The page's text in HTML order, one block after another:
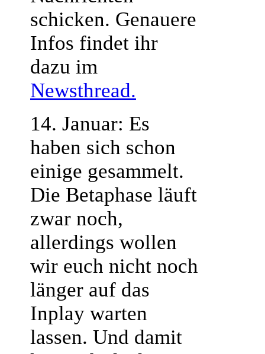
schicken. Genauere
Infos findet ihr
dazu im
Newsthread.
14. Januar: Es
haben sich schon
einige gesammelt.
Die Betaphase läuft
zwar noch,
allerdings wollen
wir euch nicht noch
länger auf das
Inplay warten
lassen. Und damit